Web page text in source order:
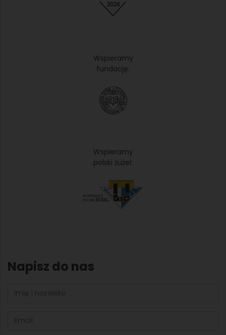
Wspieramy
fundację:
Wspieramy
polski żużel:
Napisz do nas